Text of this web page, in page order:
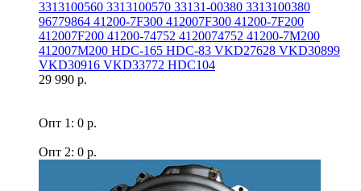
3313100560 3313100570 33131-00380 3313100380
96779864 41200-7F300 412007F300 41200-7F200
412007F200 41200-74752 4120074752 41200-7M200
412007M200 HDC-165 HDC-83 VKD27628 VKD30899
VKD30916 VKD33772 HDC104
29 990 р.
Опт 1: 0 р.
Опт 2: 0 р.